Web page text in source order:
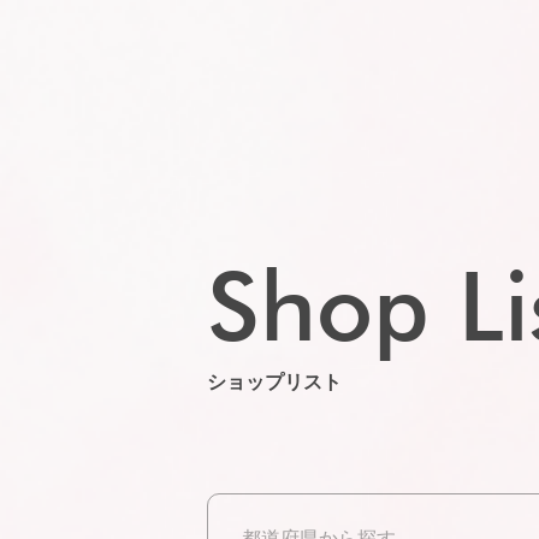
Shop
ショップリスト